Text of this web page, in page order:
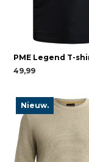
PME Legend T-
49,99
Nieuw.